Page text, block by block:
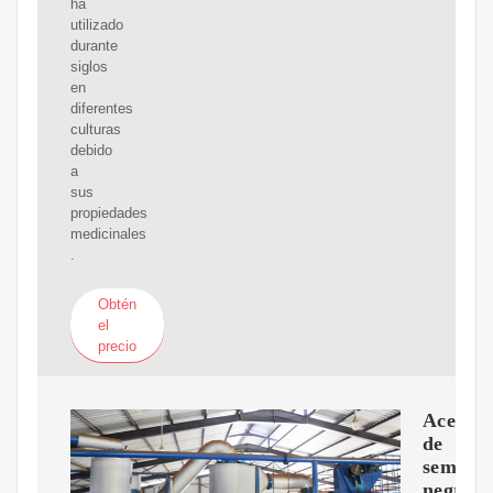
ha
utilizado
durante
siglos
en
diferentes
culturas
debido
a
sus
propiedades
medicinales
.
Obtén
el
precio
Aceite
de
semilla